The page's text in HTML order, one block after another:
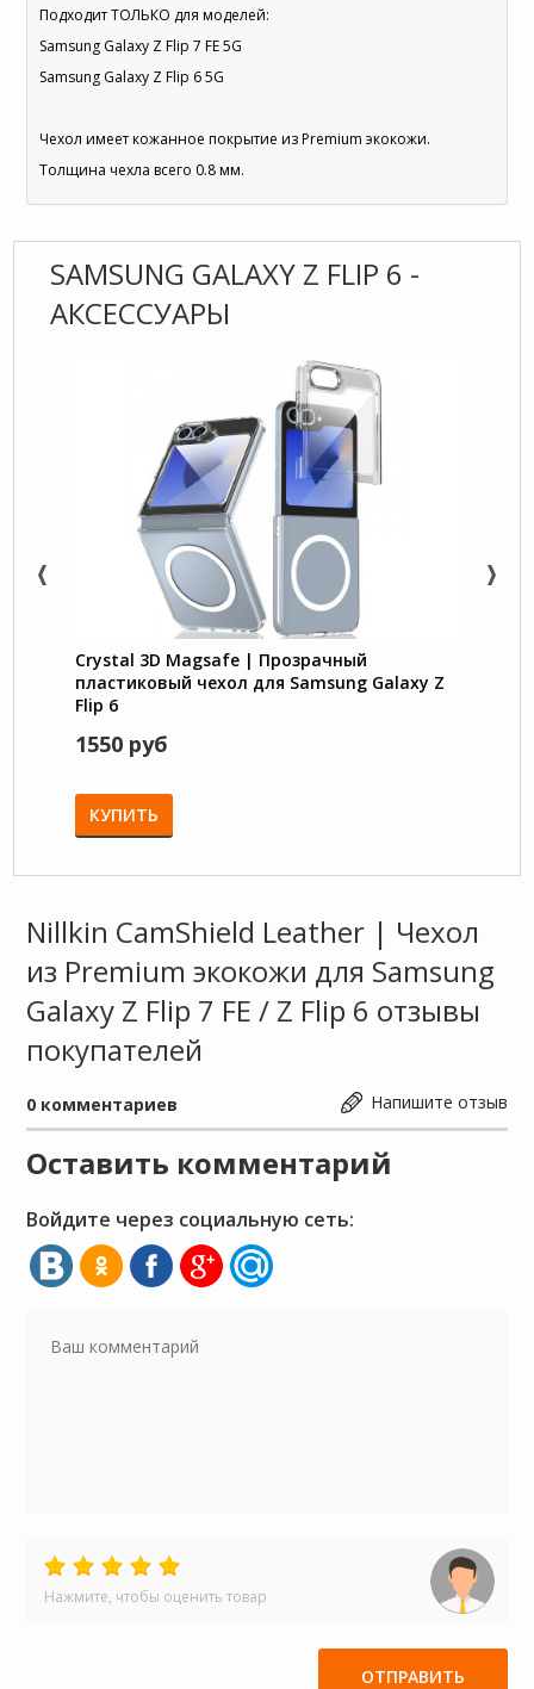
Подходит ТОЛЬКО для моделей:
Samsung Galaxy Z Flip 7 FE 5G
Samsung Galaxy Z Flip 6 5G
Чехол имеет кожанное покрытие из Premium экокожи.
Толщина чехла всего 0.8 мм.
SAMSUNG GALAXY Z FLIP 6 -
АКСЕССУАРЫ
Crystal 3D Magsafe | Прозрачный
пластиковый чехол для Samsung Galaxy Z
Flip 6
1550 руб
КУПИТЬ
Nillkin CamShield Leather | Чехол
из Premium экокожи для Samsung
Galaxy Z Flip 7 FE / Z Flip 6 отзывы
покупателей
Напишите отзыв
0 комментариев
Оставить комментарий
Войдите через социальную сеть:
Нажмите, чтобы оценить товар
ОТПРАВИТЬ